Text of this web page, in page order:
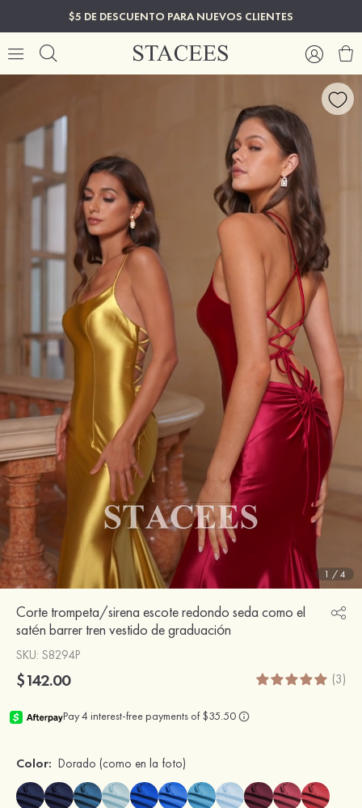
$5 DE DESCUENTO PARA NUEVOS CLIENTES
1 /4
Corte trompeta/sirena escote redondo seda como el
satén barrer tren vestido de graduación
SKU: S8294P
$142.00 (3)
Color: Dorado (como en la foto)